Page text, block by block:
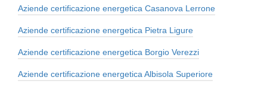
Aziende certificazione energetica Casanova Lerrone
Aziende certificazione energetica Pietra Ligure
Aziende certificazione energetica Borgio Verezzi
Aziende certificazione energetica Albisola Superiore